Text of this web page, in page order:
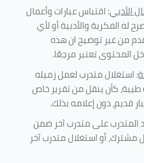
الأدبي: اقتباس عبارات وأعمال
له الفكرية والأدبية أو لأي
من غير توضيح ان هذه
المحتوى تعتبر مرجعًا.
: استغلال متدرب لعمل زميله
طيبة، كأن ينقل من تقرير خاص
قديم، دون إعلامه بذلك.
المتدرب على متدرب آخر ضمن
أو استغلال متدرب آخر